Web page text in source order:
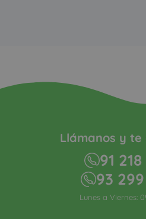
Llámanos y te
91
93
Lunes a Viernes: